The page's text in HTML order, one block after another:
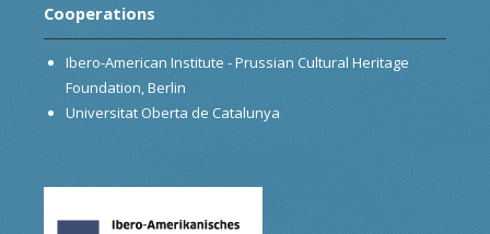
Cooperations
Ibero-American Institute - Prussian Cultural Heritage
Foundation, Berlin
Universitat Oberta de Catalunya